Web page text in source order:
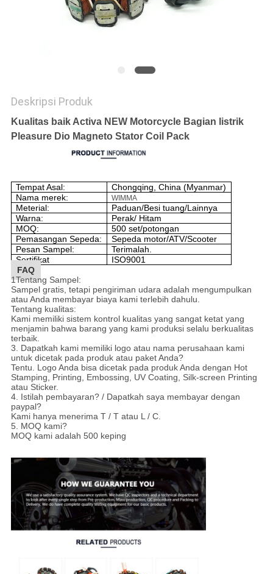
Deskripsi Produk
Kualitas baik Activa NEW Motorcycle Bagian listrik
Pleasure Dio Magneto Stator Coil Pack
Tempat Asal:
Chongqing, China (Myanmar)
Nama merek:
WIMMA
Meterial:
Paduan/Besi tuang/Lainnya
Warna:
Perak/ Hitam
MOQ:
500 set/potongan
Pemasangan Sepeda:
Sepeda motor/ATV/Scooter
Pesan Sampel:
Terimalah.
Sertifikat
ISO9001
FAQ
1Tentang Sampel:
Sampel gratis, tetapi pengiriman udara adalah mengumpulkan
atau Anda membayar biaya kami terlebih dahulu.
Tentang kualitas:
Kami memiliki sistem kontrol kualitas yang sangat ketat yang
menjamin bahwa barang yang kami produksi selalu berkualitas
terbaik.
3. Dapatkah kami memiliki logo atau nama perusahaan kami
untuk dicetak pada produk atau paket Anda?
Tentu. Logo Anda bisa dicetak pada produk Anda dengan Hot
Stamping, Printing, Embossing, UV Coating, Silk-screen Printing
atau Sticker.
4. Istilah pembayaran? / Dapatkah saya membayar dengan
paypal?
Kami hanya menerima T / T atau L / C.
5. MOQ kami?
MOQ kami adalah 500 keping